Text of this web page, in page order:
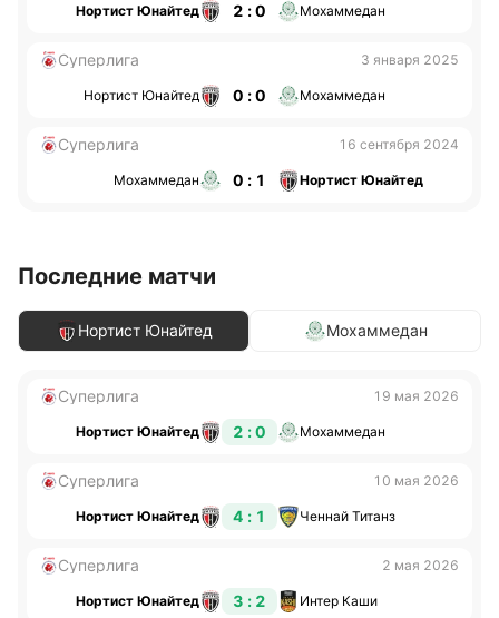
Нортист Юнайтед 2 : 0 Мохаммедан
Суперлига 3 января 2025
Нортист Юнайтед 0 : 0 Мохаммедан
Суперлига 16 сентября 2024
Мохаммедан 0 : 1 Нортист Юнайтед
Последние матчи
Нортист Юнайтед Мохаммедан
Суперлига 19 мая 2026
Нортист Юнайтед 2 : 0 Мохаммедан
Суперлига 10 мая 2026
Нортист Юнайтед 4 : 1 Ченнай Титанз
Суперлига 2 мая 2026
Нортист Юнайтед 3 : 2 Интер Каши